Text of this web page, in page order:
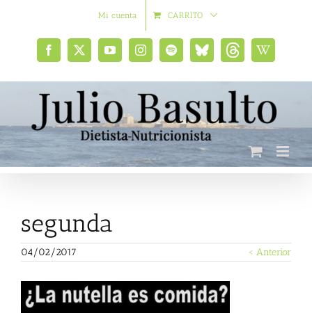
Mi cuenta CARRITO
Facebook
X YouTubeInstagramSpotifyBluesky
social
ThreadsWikipedia
segunda
04/02/2017 < Anterior